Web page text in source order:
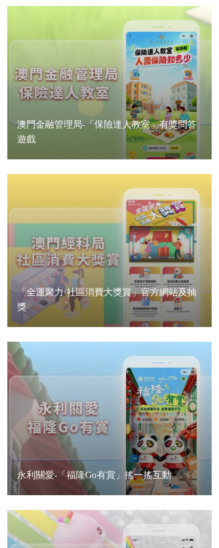
澳門金融管理局-「保險達人教室」有獎問答
遊戲
「全運聚力·社區消費大獎賞」官方網站及抽
獎
永利關愛-「福隆Go有賞」搖一搖互動